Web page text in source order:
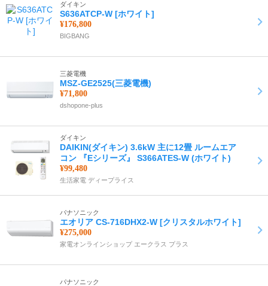
ダイキン
S636ATCP-W [ホワイト]
¥176,800
BIGBANG
三菱電機
MSZ-GE2525(三菱電機)
¥71,800
dshopone-plus
ダイキン
DAIKIN(ダイキン) 3.6kW 主に12畳 ルームエア
コン 『Eシリーズ』 S366ATES-W (ホワイト)
¥99,480
生活家電 ディープライス
パナソニック
エオリア CS-716DHX2-W [クリスタルホワイト]
¥275,000
家電オンラインショップ エークラス プラス
パナソニック